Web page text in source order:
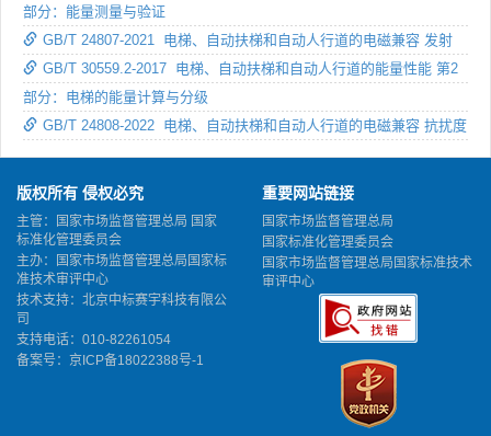
部分：能量测量与验证
GB/T 24807-2021 电梯、自动扶梯和自动人行道的电磁兼容 发射
GB/T 30559.2-2017 电梯、自动扶梯和自动人行道的能量性能 第2
部分：电梯的能量计算与分级
GB/T 24808-2022 电梯、自动扶梯和自动人行道的电磁兼容 抗扰度
版权所有 侵权必究
主管：国家市场监督管理总局 国家
标准化管理委员会
主办：国家市场监督管理总局国家标
准技术审评中心
技术支持：北京中标赛宇科技有限公
司
支持电话：010-82261054
备案号： 京ICP备18022388号-1
重要网站链接
国家市场监督管理总局
国家标准化管理委员会
国家市场监督管理总局国家标准技术
审评中心